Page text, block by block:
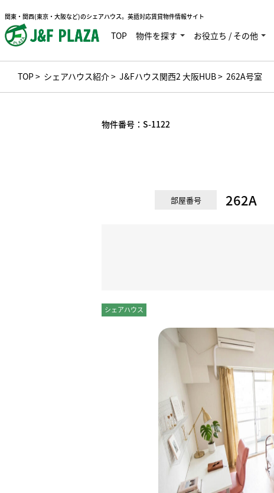
関東・関西(東京・大阪など)のシェアハウス。英語対応賃貸物件情報サイト
TOP 物件を探す お役立ち / その他
TOP> シェアハウス紹介> J&Fハウス関西2 大阪HUB> 262A号室
物件番号： S-1122
部屋番号 262A
シェアハウス